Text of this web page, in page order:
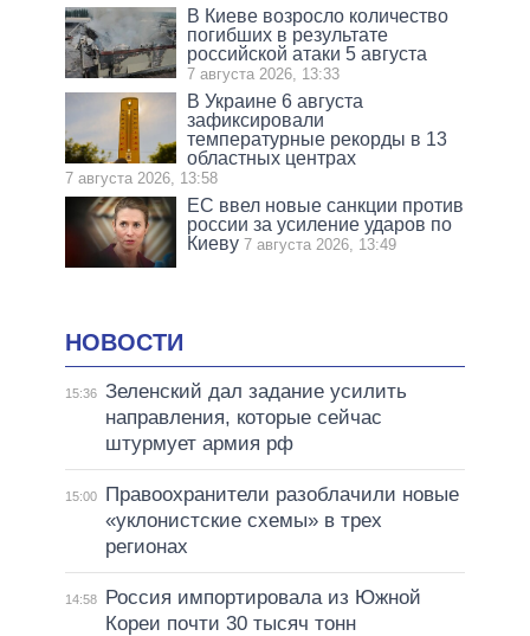
В Киеве возросло количество
погибших в результате
российской атаки 5 августа
7 августа 2026, 13:33
В Украине 6 августа
зафиксировали
температурные рекорды в 13
областных центрах
7 августа 2026, 13:58
ЕС ввел новые санкции против
россии за усиление ударов по
Киеву 7 августа 2026, 13:49
НОВОСТИ
15:36 Зеленский дал задание усилить
направления, которые сейчас
штурмует армия рф
15:00
Правоохранители разоблачили новые
«уклонистские схемы» в трех
регионах
14:58
Россия импортировала из Южной
Кореи почти 30 тысяч тонн